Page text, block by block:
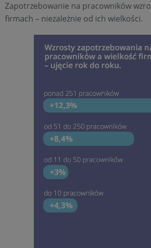
Zapotrzebowanie na pracowników
firmach – niezależnie od ich wielkości.